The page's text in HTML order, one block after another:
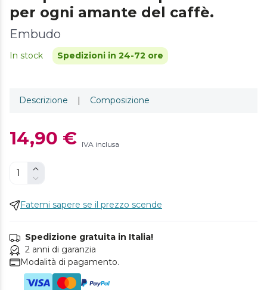
per ogni amante del caffè.
Embudo
In stock Spedizioni in 24-72 ore
Descrizione | Composizione
14,90 € IVA inclusa
Fatemi sapere se il prezzo scende
Spedizione gratuita in Italia!
2 anni di garanzia
Modalità di pagamento.